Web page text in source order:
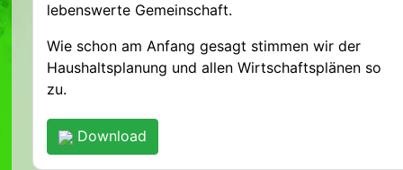
lebenswerte Gemeinschaft.
Wie schon am Anfang gesagt stimmen wir der
Haushaltsplanung und allen Wirtschaftsplänen so
zu.
Download